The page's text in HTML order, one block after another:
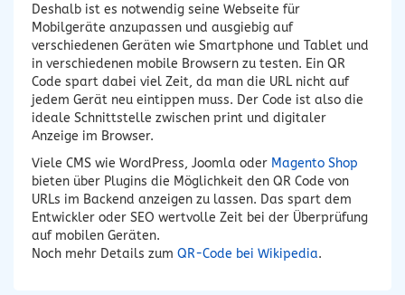
Deshalb ist es notwendig seine Webseite für
Mobilgeräte anzupassen und ausgiebig auf
verschiedenen Geräten wie Smartphone und Tablet und
in verschiedenen mobile Browsern zu testen. Ein QR
Code spart dabei viel Zeit, da man die URL nicht auf
jedem Gerät neu eintippen muss. Der Code ist also die
ideale Schnittstelle zwischen print und digitaler
Anzeige im Browser.
Viele CMS wie WordPress, Joomla oder Magento Shop
bieten über Plugins die Möglichkeit den QR Code von
URLs im Backend anzeigen zu lassen. Das spart dem
Entwickler oder SEO wertvolle Zeit bei der Überprüfung
auf mobilen Geräten.
Noch mehr Details zum QR-Code bei Wikipedia.